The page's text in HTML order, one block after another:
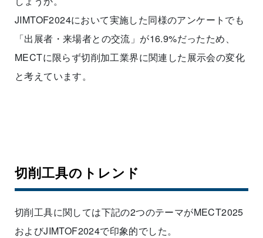
JIMTOF2024において実施した同様のアンケートでも
「出展者・来場者との交流」が16.9%だったため、
MECTに限らず切削加工業界に関連した展示会の変化
と考えています。
切削工具のトレンド
切削工具に関しては下記の2つのテーマがMECT2025
およびJIMTOF2024で印象的でした。